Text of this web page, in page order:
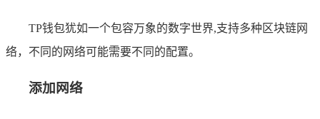
TP钱包犹如一个包容万象的数字世界,支持多种区块链网
络，不同的网络可能需要不同的配置。
添加网络